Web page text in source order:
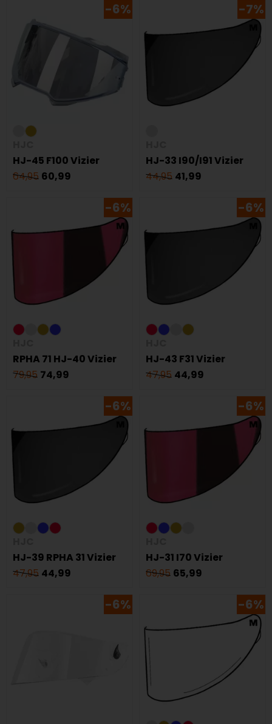
-6%
HJ-45 F100 Vizier
64,95 60,99
-7%
HJ-33 I90/I91 Vizier
44,95 41,99
-6%
RPHA 71 HJ-40 Vizier
79,95 74,99
-6%
HJ-43 F31 Vizier
47,95 44,99
-6%
HJ-39 RPHA 31 Vizier
47,95 44,99
-6%
HJ-31 I70 Vizier
69,95 65,99
-6% -6%